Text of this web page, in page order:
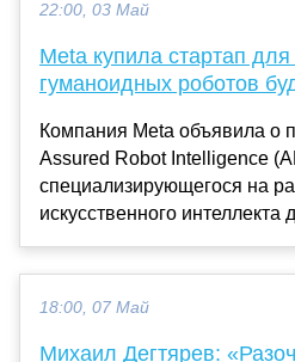
22:00, 03 Май
Meta купила стартап
гуманоидных роботов
Компания Meta объявила о
Assured Robot Intelligence
специализирующегося на
искусственного интеллекта
18:00, 07 Май
Михаил Дегтярев: